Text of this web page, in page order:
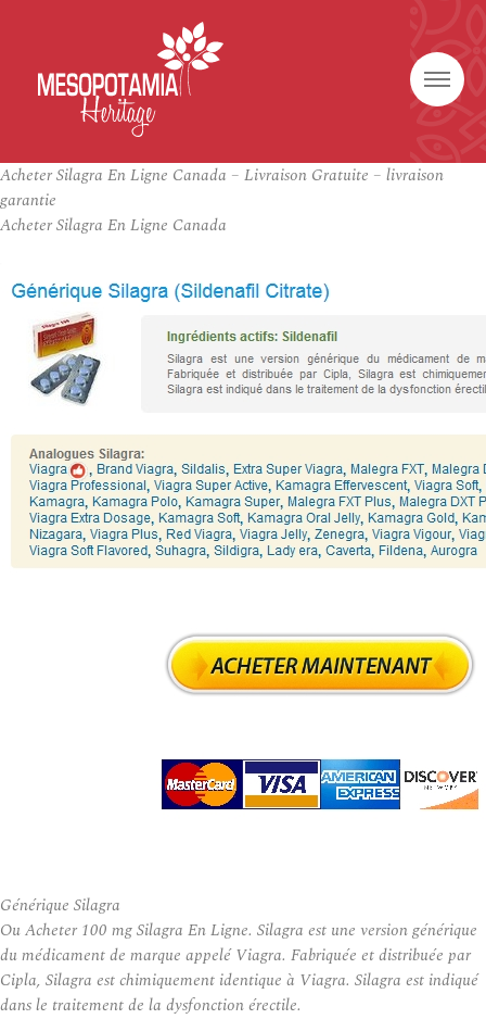
Acheter Silagra En Ligne Canada – Livraison Gratuite – livraison
garantie
Acheter Silagra En Ligne Canada
Générique Silagra
Ou Acheter 100 mg Silagra En Ligne. Silagra est une version générique
du médicament de marque appelé Viagra. Fabriquée et distribuée par
Cipla, Silagra est chimiquement identique à Viagra. Silagra est indiqué
dans le traitement de la dysfonction érectile.